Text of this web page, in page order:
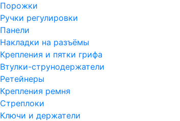
Порожки
Ручки регулировки
Панели
Накладки на разъёмы
Крепления и пятки грифа
Втулки-струнодержатели
Ретейнеры
Крепления ремня
Стреплоки
Ключи и держатели